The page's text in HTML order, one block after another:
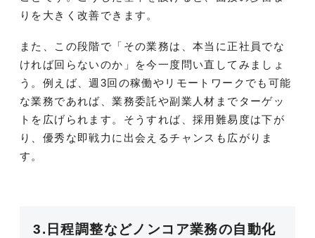
りを大きく改善できます。
また、この段階で「その業務は、本当に正社員でな
ければ回らないのか」を今一度問い直してみましょ
う。例えば、週3回の稼働やリモートワークでも可能
な業務であれば、業務委託や副業人材までターゲッ
トを広げられます。そうすれば、採用難易度は下が
り、優秀な即戦力に出会えるチャンスも広がりま
す。
3.日程調整などノンコア業務の自動化